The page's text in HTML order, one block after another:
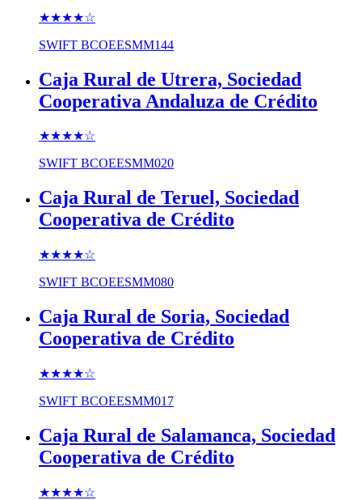
★★★★☆
SWIFT BCOEESMM144
Caja Rural de Utrera, Sociedad
Cooperativa Andaluza de Crédito
★★★★☆
SWIFT BCOEESMM020
Caja Rural de Teruel, Sociedad
Cooperativa de Crédito
★★★★☆
SWIFT BCOEESMM080
Caja Rural de Soria, Sociedad
Cooperativa de Crédito
★★★★☆
SWIFT BCOEESMM017
Caja Rural de Salamanca, Sociedad
Cooperativa de Crédito
★★★★☆